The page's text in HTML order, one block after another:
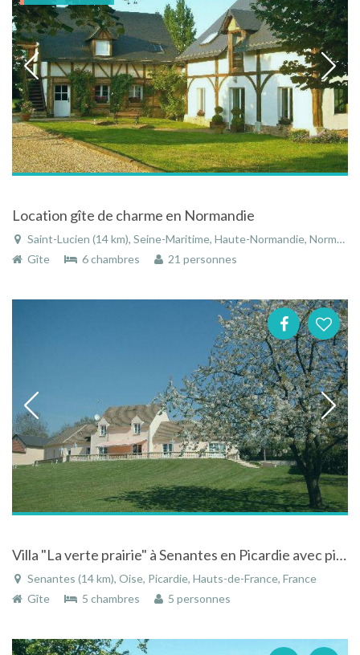
Location gîte de charme en Normandie
Saint-Lucien (14 km), Seine-Maritime, Haute-Normandie, Normandie, France
Gîte
6 chambres 21 personnes
Villa "La verte prairie" à Senantes en Picardie avec piscine et étang privé a la campagne
Senantes (14 km), Oise, Picardie, Hauts-de-France, France
Gîte
5 chambres 5 personnes